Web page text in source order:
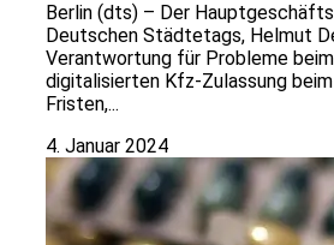
Berlin (dts) – Der
Deutschen Städtetags, Helmut
Verantwortung für Probleme
digitalisierten Kfz-Zulassung beim
Fristen,...
4. Januar 2024